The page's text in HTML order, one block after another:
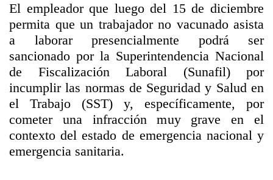
El empleador que luego del 15 de diciembre
permita que un trabajador no vacunado asista
a laborar presencialmente podrá ser
sancionado por la Superintendencia Nacional
de Fiscalización Laboral (Sunafil) por
incumplir las normas de Seguridad y Salud en
el Trabajo (SST) y, específicamente, por
cometer una infracción muy grave en el
contexto del estado de emergencia nacional y
emergencia sanitaria.